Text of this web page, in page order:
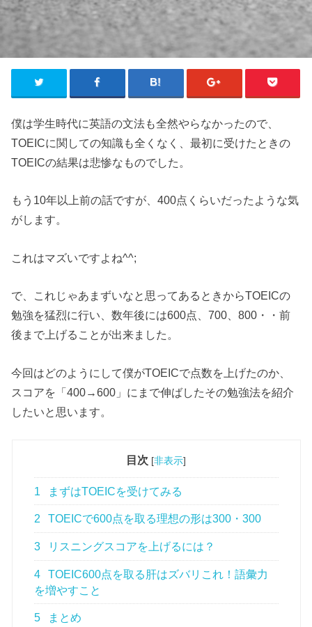
僕は学生時代に英語の文法も全然やらなかったので、
TOEICに関しての知識も全くなく、最初に受けたときの
TOEICの結果は悲惨なものでした。
もう10年以上前の話ですが、400点くらいだったような気
がします。
これはマズいですよね^^;
で、これじゃあまずいなと思ってあるときからTOEICの
勉強を猛烈に行い、数年後には600点、700、800・・前
後まで上げることが出来ました。
今回はどのようにして僕がTOEICで点数を上げたのか、
スコアを「400→600」にまで伸ばしたその勉強法を紹介
したいと思います。
目次 [非表示]
1 まずはTOEICを受けてみる
2 TOEICで600点を取る理想の形は300・300
3 リスニングスコアを上げるには？
4
TOEIC600点を取る肝はズバリこれ！語彙力
を増やすこと
5 まとめ